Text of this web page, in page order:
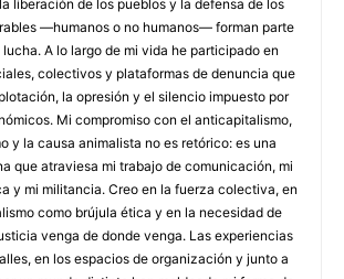
liberación de los pueblos y la defensa de los
—humanos o no humanos— forman parte
lucha. A lo largo de mi vida he participado en
colectivos y plataformas de denuncia que
la opresión y el silencio impuesto por
Mi compromiso con el anticapitalismo,
y la causa animalista no es retórico: es una
que atraviesa mi trabajo de comunicación, mi
y mi militancia. Creo en la fuerza colectiva, en
como brújula ética y en la necesidad de
venga de donde venga. Las experiencias
en los espacios de organización y junto a